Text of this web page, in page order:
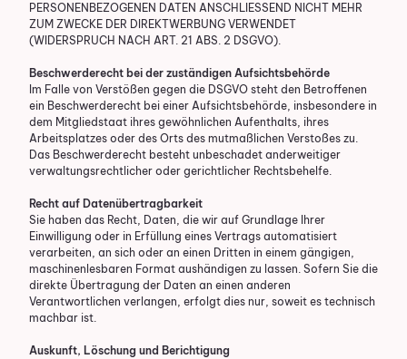
PERSONENBEZOGENEN DATEN ANSCHLIESSEND NICHT MEHR
ZUM ZWECKE DER DIREKTWERBUNG VERWENDET
(WIDERSPRUCH NACH ART. 21 ABS. 2 DSGVO).
Beschwerde­recht bei der zuständigen Aufsichts­behörde
Im Falle von Verstößen gegen die DSGVO steht den Betroffenen
ein Beschwerderecht bei einer Aufsichtsbehörde, insbesondere in
dem Mitgliedstaat ihres gewöhnlichen Aufenthalts, ihres
Arbeitsplatzes oder des Orts des mutmaßlichen Verstoßes zu.
Das Beschwerderecht besteht unbeschadet anderweitiger
verwaltungsrechtlicher oder gerichtlicher Rechtsbehelfe.
Recht auf Daten­übertrag­barkeit
Sie haben das Recht, Daten, die wir auf Grundlage Ihrer
Einwilligung oder in Erfüllung eines Vertrags automatisiert
verarbeiten, an sich oder an einen Dritten in einem gängigen,
maschinenlesbaren Format aushändigen zu lassen. Sofern Sie die
direkte Übertragung der Daten an einen anderen
Verantwortlichen verlangen, erfolgt dies nur, soweit es technisch
machbar ist.
Auskunft, Löschung und Berichtigung